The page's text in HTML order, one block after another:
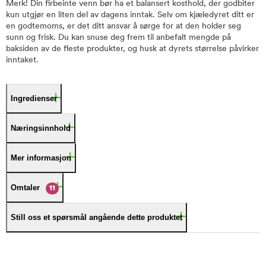
Merk! Din firbeinte venn bør ha et balansert kosthold, der godbiter
kun utgjør en liten del av dagens inntak. Selv om kjæledyret ditt er
en godtemoms, er det ditt ansvar å sørge for at den holder seg
sunn og frisk. Du kan snuse deg frem til anbefalt mengde på
baksiden av de fleste produkter, og husk at dyrets størrelse påvirker
inntaket.
Ingredienser
Næringsinnhold
Mer informasjon
Omtaler 11
Still oss et spørsmål angående dette produktet